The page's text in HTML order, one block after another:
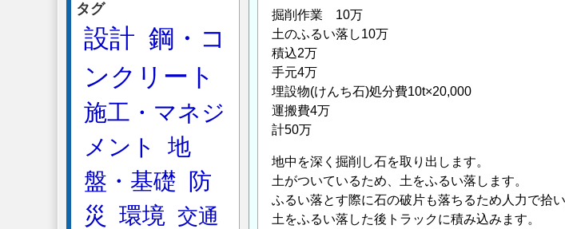
掘削作業 10万
土のふるい落し10万
積込2万
手元4万
埋設物(けんち石)処分費10t×20,000
運搬費4万
計50万
地中を深く掘削し石を取り出します。
土がついているため、土をふるい落します。
ふるい落とす際に石の破片も落ちるため人力で拾い
土をふるい落した後トラックに積み込みます。
タグ
設計 鋼・コ
ンクリート
施工・マネジ
メント
地
盤・基礎
防
災
環境 交通